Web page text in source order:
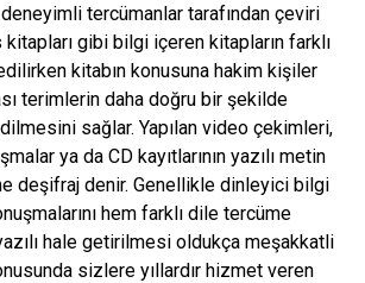
tercümanlar tarafından çeviri
kitapları gibi bilgi içeren kitapların farklı
kitabın konusuna hakim kişiler
terimlerin daha doğru bir şekilde
sağlar. Yapılan video çekimleri,
ya da CD kayıtlarının yazılı metin
deşifraj denir. Genellikle dinleyici bilgi
hem farklı dile tercüme
hale getirilmesi oldukça meşakkatli
sizlere yıllardır hizmet veren